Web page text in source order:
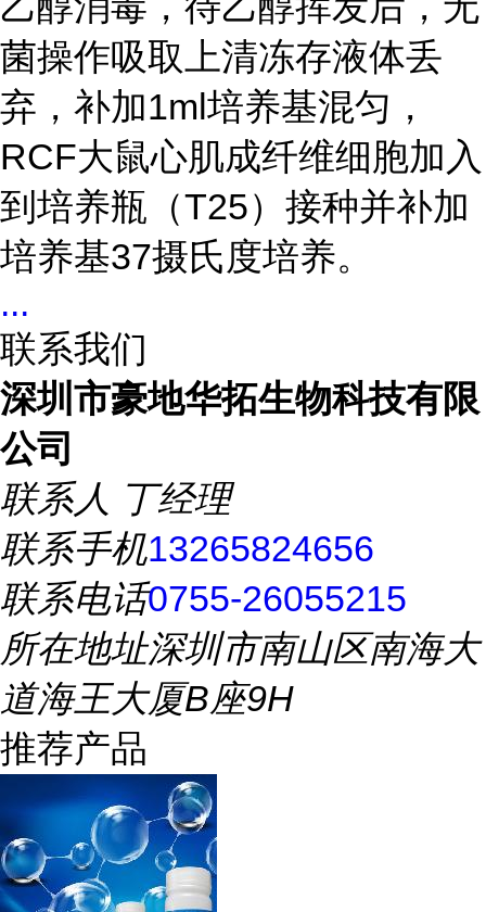
菌操作吸取上清冻存液体丢
弃，补加1ml培养基混匀，
RCF大鼠心肌成纤维细胞加入
到培养瓶（T25）接种并补加
培养基37摄氏度培养。
...
联系我们
深圳市豪地华拓生物科技有限
公司
联系人 丁经理
联系手机13265824656
联系电话0755-26055215
所在地址深圳市南山区南海大
道海王大厦B座9H
推荐产品